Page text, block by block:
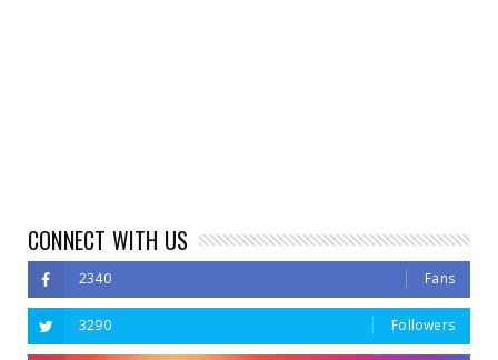
CONNECT WITH US
2340 Fans
3290 Followers